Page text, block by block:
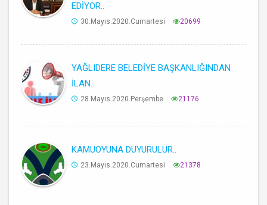
EDİYOR..
30.Mayıs.2020.Cumartesi 20699
YAĞLIDERE BELEDİYE BAŞKANLIĞINDAN
İLAN..
28.Mayıs.2020.Perşembe 21176
KAMUOYUNA DUYURULUR..
23.Mayıs.2020.Cumartesi 21378